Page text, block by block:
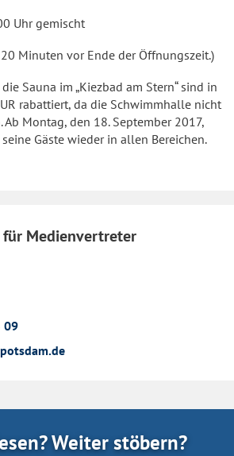
Uhr gemischt
Minuten vor Ende der Öffnungszeit.)
Sauna im „Kiezbad am Stern“ sind in
rabattiert, da die Schwimmhalle nicht
Montag, den 18. September 2017,
Gäste wieder in allen Bereichen.
Medienvertreter
09
Weiter stöbern?